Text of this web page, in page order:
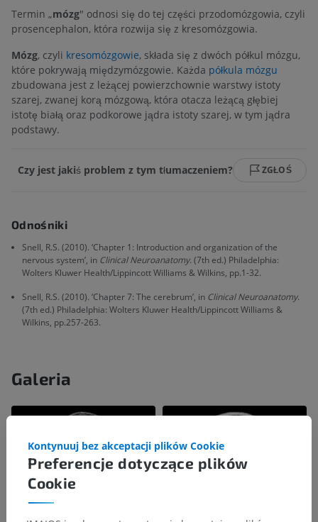
Termin „mózg" odnosi się do tej części przodomózgowia, czyli
prosencephalon, która rozwija się z kresomózgowia.
Mózg, czyli kresomózgowie, składa się z dwóch półkul mózgu,
które pokrywają międzymózgowie. Każda półkula mózgu
zbudowana jest z leżącej powierzchownie warstwy istoty
szarej, zwanej korą mózgową, która otacza leżącą głębiej
istotę białą oraz podkorowe jądra istoty szarej, w tym jądra
podstawy.
Czy jest jakiś problem z tym tłumaczeniem? ZGŁOŚ
Odnośniki
Snell, R.S. (2010). ‘Chapter 1: Introduction and organization of the
nervous system’, in Clinical Neuroanatomy. (7th ed.) Philadelphia:
Wolters Kluwer Health/Lippincott Williams & Wilkins, pp.1-32.
Snell, R.S. (2010). ‘Chapter 7: The cerebrum’, in Clinical Neuroanatomy.
(7th ed.) Philadelphia: Wolters Kluwer Health/Lippincott Williams &
Wilkins, pp.257-263.
Galeria
Preferencje dotyczące plików
Cookie
Kontynuuj bez akceptacji plików Cookie